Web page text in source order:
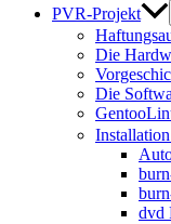
PVR-Projekt
Die
Die
dvd